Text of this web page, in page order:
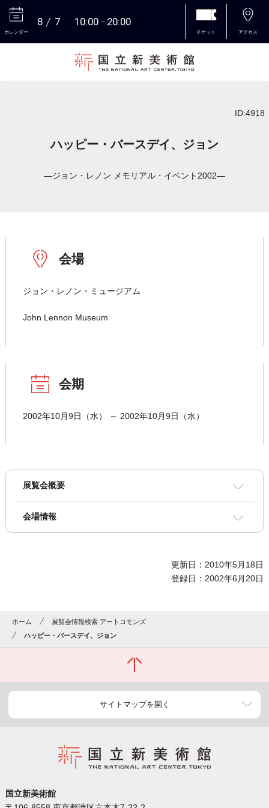
カレンダー
8 7 10:00 20:00
チケット アクセス
ID:4918
ハッピー・バースデイ、ジョン
―ジョン・レノン メモリアル・イベント2002―
会場
ジョン・レノン・ミュージアム
John Lennon Museum
会期
2002年10月9日（水） ～ 2002年10月9日（水）
展覧会概要
会場情報
更新日：2010年5月18日
登録日：2002年6月20日
ホーム
展覧会情報検索 アートコモンズ
ハッピー・バースデイ、ジョン
サイトマップを開く
国立新美術館